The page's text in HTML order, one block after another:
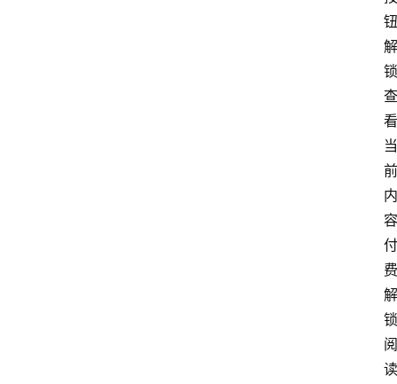
钮
解
锁
查
看
当
前
内
容
付
费
解
锁
阅
读